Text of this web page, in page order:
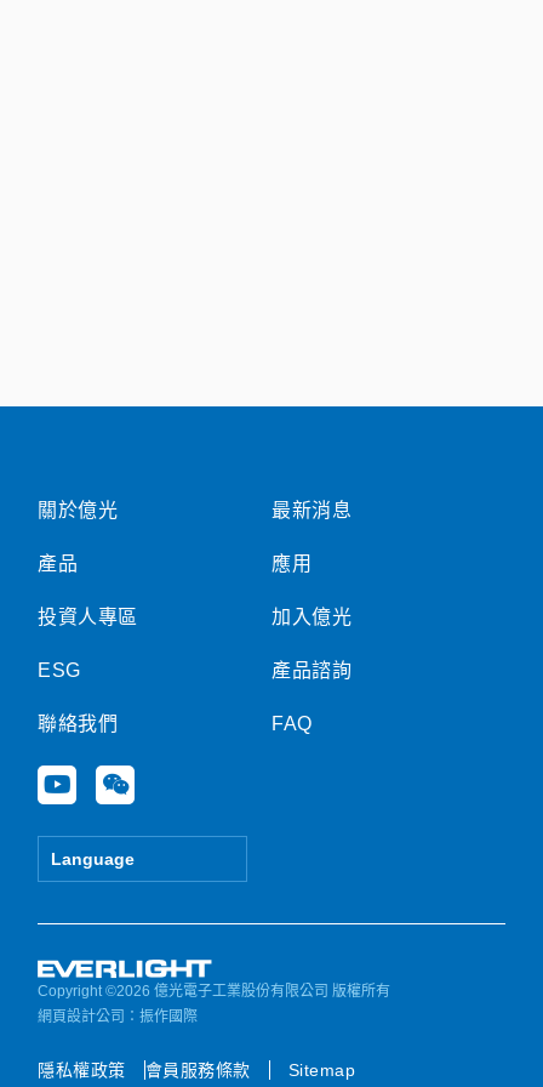
關於億光
產品
投資人專區
ESG
聯絡我們
Y
o
u
e
W
e
i
Language
最新消息
應用
加入億光
產品諮詢
FAQ
Copyright ©2026 億光電子工業股份有限公司 版權所有
網頁設計公司 ：振作國際
隱私權政策 會員服務條款 Sitemap